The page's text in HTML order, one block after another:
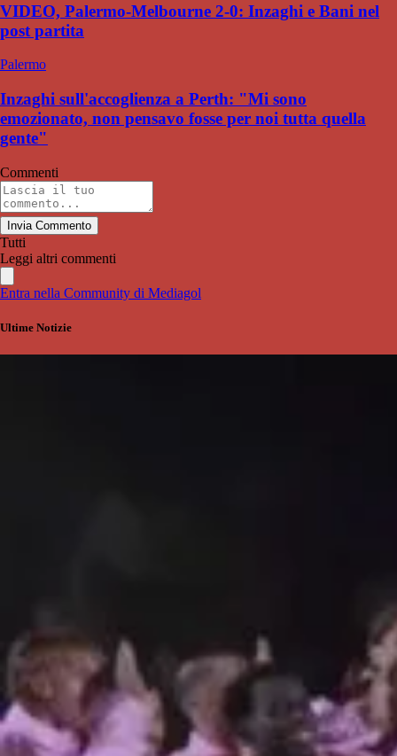
VIDEO, Palermo-Melbourne 2-0: Inzaghi e Bani nel
post partita
Palermo
Inzaghi sull'accoglienza a Perth: "Mi sono
emozionato, non pensavo fosse per noi tutta quella
gente"
Commenti
Invia Commento
Tutti
Leggi altri commenti
Entra nella Community di Mediagol
Ultime Notizie